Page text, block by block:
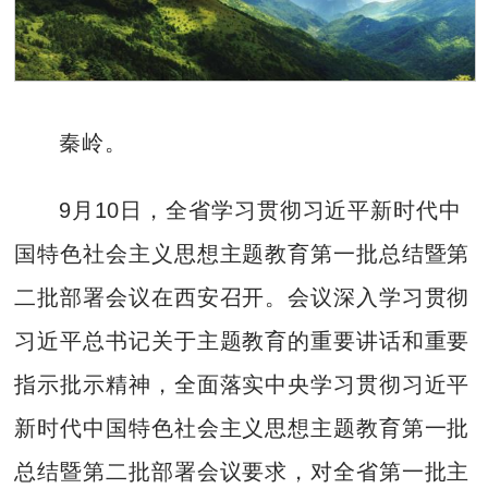
秦岭。
9月10日，全省学习贯彻习近平新时代中
国特色社会主义思想主题教育第一批总结暨第
二批部署会议在西安召开。会议深入学习贯彻
习近平总书记关于主题教育的重要讲话和重要
指示批示精神，全面落实中央学习贯彻习近平
新时代中国特色社会主义思想主题教育第一批
总结暨第二批部署会议要求，对全省第一批主